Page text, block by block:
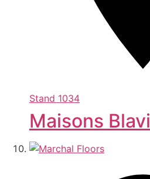
Stand 1034
Maisons